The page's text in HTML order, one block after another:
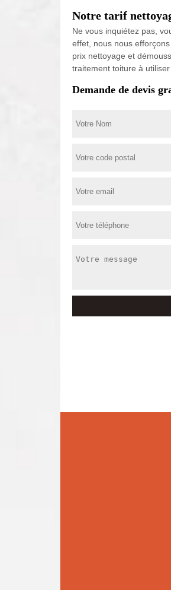
Notre tarif
Ne vous inquiétez pas,
effet, nous nous
prix nettoyage et
traitement toiture à utiliser
Demande de devis